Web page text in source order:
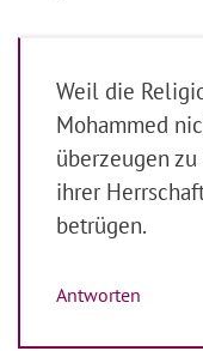
Weil die
Mohammed
überzeugen
ihrer
betrügen.
Antworten